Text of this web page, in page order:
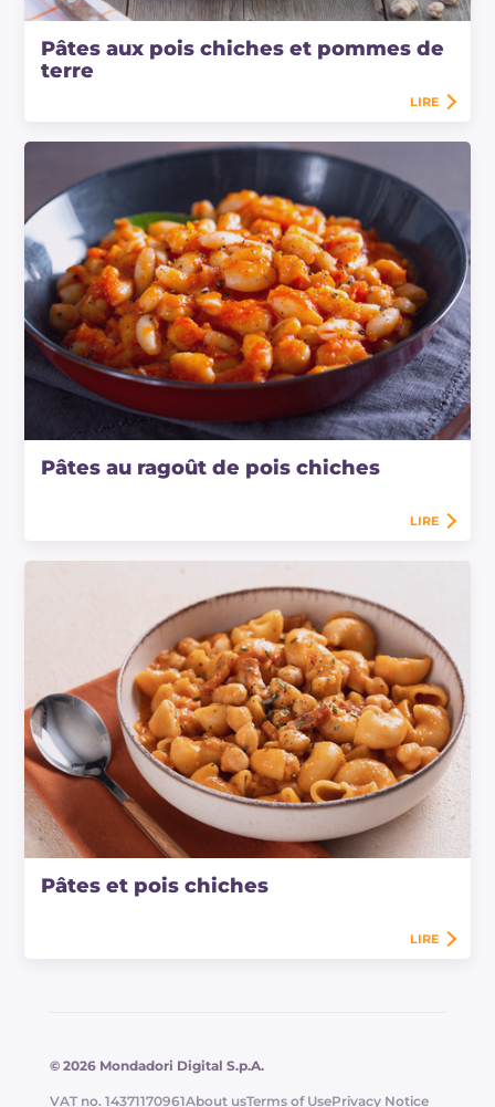
Pâtes aux pois chiches et pommes de
terre
LIRE
Pâtes au ragoût de pois chiches
LIRE
Pâtes et pois chiches
LIRE
© 2026 Mondadori Digital S.p.A.
VAT no. 14371170961About usTerms of UsePrivacy Notice